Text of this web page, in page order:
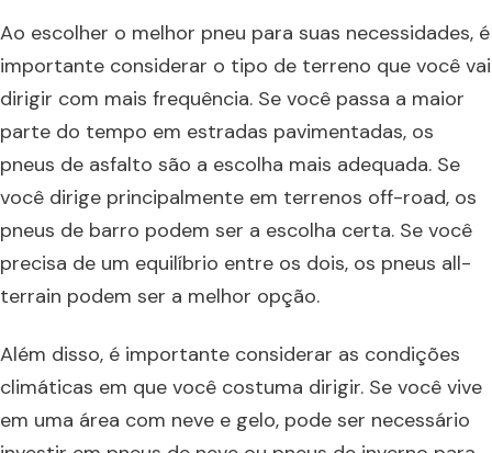
Ao escolher o melhor pneu para suas necessidades, é
importante considerar o tipo de terreno que você vai
dirigir com mais frequência. Se você passa a maior
parte do tempo em estradas pavimentadas, os
pneus de asfalto são a escolha mais adequada. Se
você dirige principalmente em terrenos off-road, os
pneus de barro podem ser a escolha certa. Se você
precisa de um equilíbrio entre os dois, os pneus all-
terrain podem ser a melhor opção.
Além disso, é importante considerar as condições
climáticas em que você costuma dirigir. Se você vive
em uma área com neve e gelo, pode ser necessário